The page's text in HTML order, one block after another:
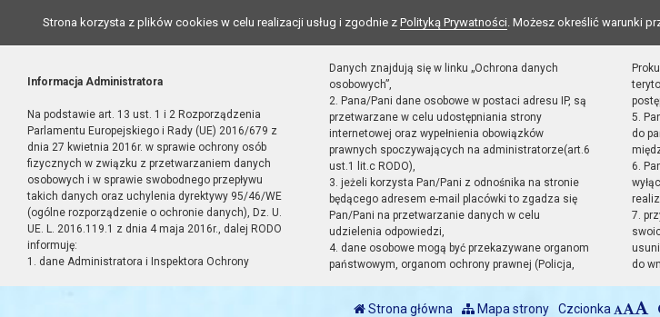
Strona korzysta z plików cookies w celu realizacji usług i zgodnie z Polityką Prywatności. Możesz określić warunki
Informacja Administratora
Na podstawie art. 13 ust. 1 i 2 Rozporządzenia
Parlamentu Europejskiego i Rady (UE) 2016/679 z
dnia 27 kwietnia 2016r. w sprawie ochrony osób
fizycznych w związku z przetwarzaniem danych
osobowych i w sprawie swobodnego przepływu
takich danych oraz uchylenia dyrektywy 95/46/WE
(ogólne rozporządzenie o ochronie danych), Dz. U.
UE. L. 2016.119.1 z dnia 4 maja 2016r., dalej RODO
informuję:
1. dane Administratora i Inspektora Ochrony
Danych znajdują się w linku „Ochrona danych
osobowych”,
2. Pana/Pani dane osobowe w postaci adresu IP, są
przetwarzane w celu udostępniania strony
internetowej oraz wypełnienia obowiązków
prawnych spoczywających na administratorze(art.6
ust.1 lit.c RODO),
3. jeżeli korzysta Pan/Pani z odnośnika na stronie
będącego adresem e-mail placówki to zgadza się
Pan/Pani na przetwarzanie danych w celu
udzielenia odpowiedzi,
4. dane osobowe mogą być przekazywane organom
państwowym, organom ochrony prawnej (Policja,
5.
do
6.
7.
do
Strona główna Mapa strony Czcionka